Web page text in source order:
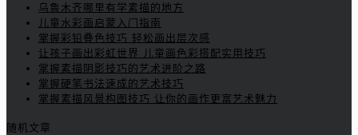
乌鲁木齐哪里有学素描的地方
儿童水彩画启蒙入门指南
掌握彩铅叠色技巧 轻松画出层次感
让孩子画出彩虹世界 儿童画色彩搭配实用技巧
掌握素描阴影技巧的艺术进阶之路
掌握硬笔书法速成的艺术技巧
掌握素描风景构图技巧 让你的画作更富艺术魅力
随机文章